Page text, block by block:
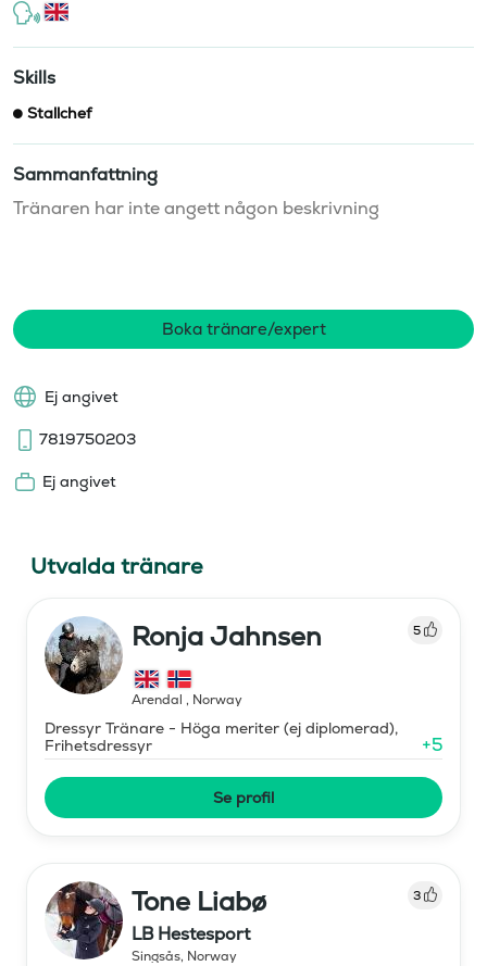
Skills
Stallchef
Sammanfattning
Tränaren har inte angett någon beskrivning
Boka tränare/expert
Ej angivet
7819750203
Ej angivet
Utvalda tränare
Ronja Jahnsen 5
Arendal , Norway
Dressyr Tränare - Höga meriter (ej diplomerad),
Frihetsdressyr
+5
Se profil
Tone Liabø 3
LB Hestesport
Singsås, Norway